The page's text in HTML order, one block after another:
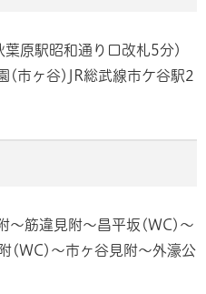
原駅昭和通り口改札5分)
(市ヶ谷)JR総武線市ケ谷駅2
～筋違見附～昌平坂(WC)～
(WC)～市ヶ谷見附～外濠公